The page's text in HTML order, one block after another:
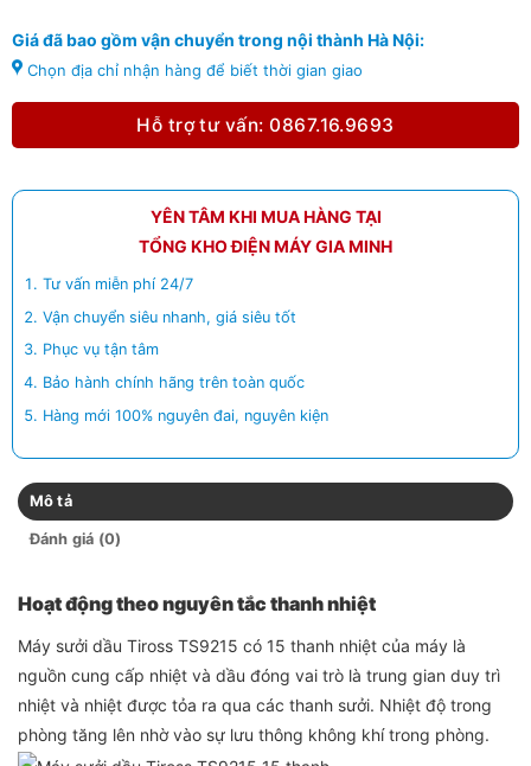
Giá đã bao gồm vận chuyển trong nội thành Hà Nội:
Chọn địa chỉ nhận hàng để biết thời gian giao
Hỗ trợ tư vấn: 0867.16.9693
YÊN TÂM KHI MUA HÀNG TẠI
TỔNG KHO ĐIỆN MÁY GIA MINH
Tư vấn miễn phí 24/7
Vận chuyển siêu nhanh, giá siêu tốt
Phục vụ tận tâm
Bảo hành chính hãng trên toàn quốc
Hàng mới 100% nguyên đai, nguyên kiện
Mô tả
Đánh giá (0)
Hoạt động theo nguyên tắc thanh nhiệt
Máy sưởi dầu Tiross TS9215 có 15 thanh nhiệt của máy là
nguồn cung cấp nhiệt và dầu đóng vai trò là trung gian duy trì
nhiệt và nhiệt được tỏa ra qua các thanh sưởi. Nhiệt độ trong
phòng tăng lên nhờ vào sự lưu thông không khí trong phòng.